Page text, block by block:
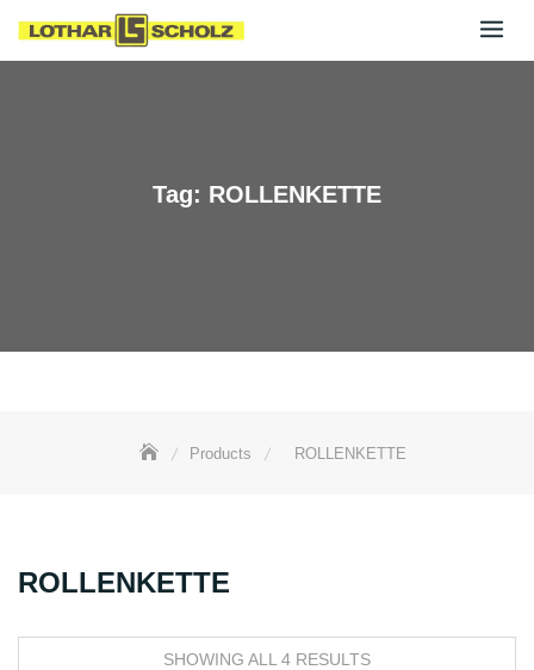
Tag: ROLLENKETTE
Products ROLLENKETTE
ROLLENKETTE
SHOWING ALL 4 RESULTS